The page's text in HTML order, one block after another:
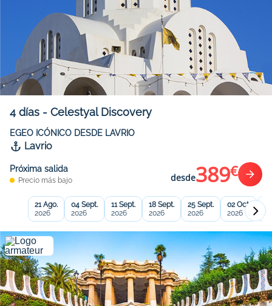
4 días - Celestyal Discovery
EGEO ICÓNICO DESDE LAVRIO
Lavrio
Próxima salida
Precio más bajo desde389€
21 Ago.
2026
04 Sept.
2026
11 Sept.
2026
18 Sept.
2026
25 Sept.
2026
02 Oct.
2026